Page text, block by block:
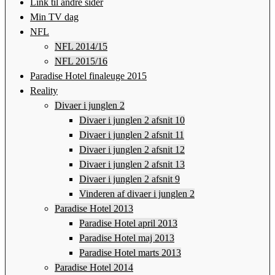
Min TV dag
NFL
NFL 2014/15
NFL 2015/16
Paradise Hotel finaleuge 2015
Reality
Divaer i junglen 2
Divaer i junglen 2 afsnit 10
Divaer i junglen 2 afsnit 11
Divaer i junglen 2 afsnit 12
Divaer i junglen 2 afsnit 13
Divaer i junglen 2 afsnit 9
Vinderen af divaer i junglen 2
Paradise Hotel 2013
Paradise Hotel april 2013
Paradise Hotel maj 2013
Paradise Hotel marts 2013
Paradise Hotel 2014